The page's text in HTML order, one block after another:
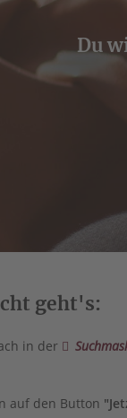
Du
geht's:
in der
auf den Button